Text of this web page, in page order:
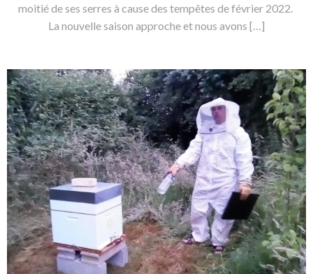
moitié de ses serres à cause des tempêtes de février 2022.
La nouvelle saison approche et nous avons […]